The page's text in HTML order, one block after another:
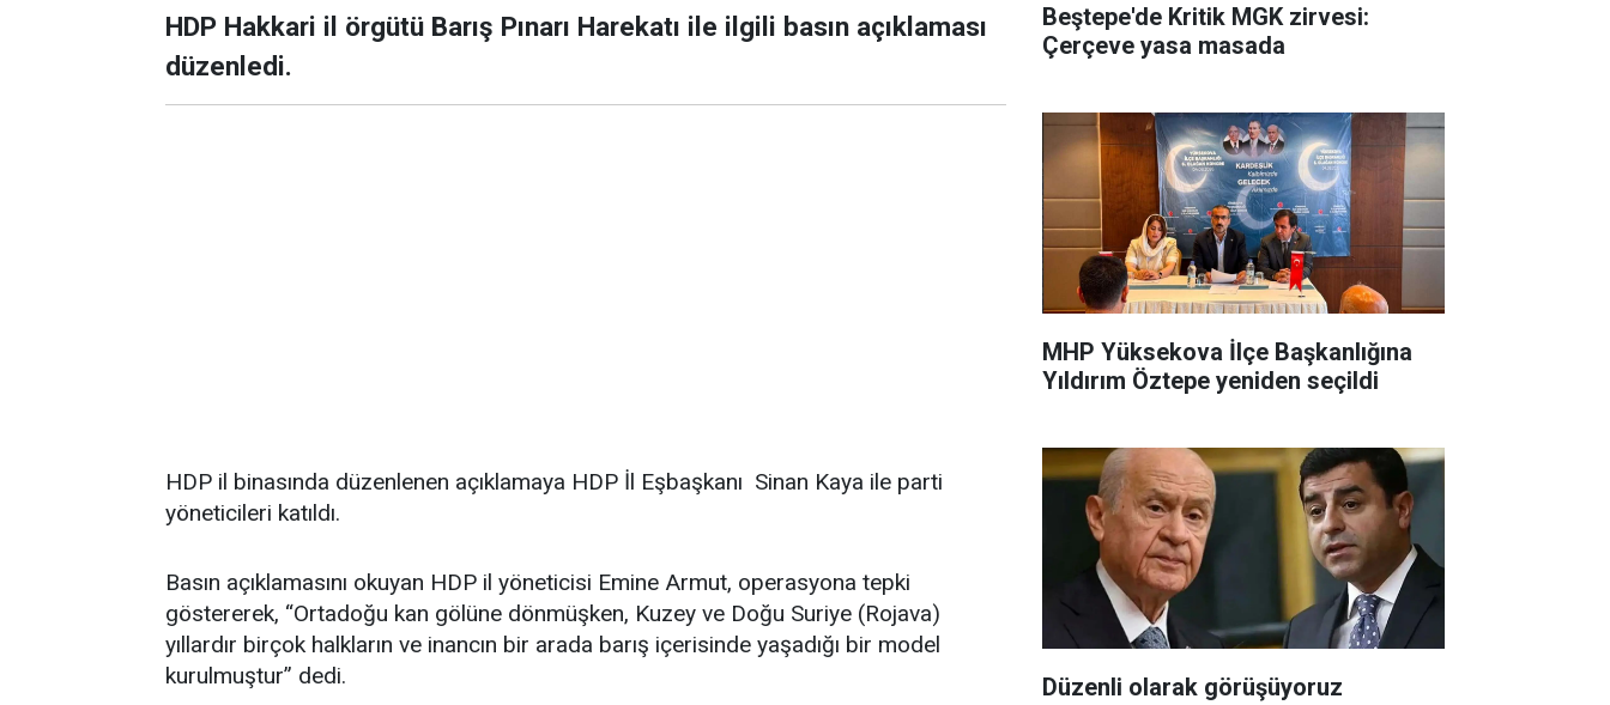
HDP Hakkari il örgütü Barış Pınarı Harekatı ile ilgili basın açıklaması
düzenledi.
HDP il binasında düzenlenen açıklamaya HDP İl Eşbaşkanı Sinan Kaya ile parti
yöneticileri katıldı.
Basın açıklamasını okuyan HDP il yöneticisi Emine Armut, operasyona tepki
göstererek, “Ortadoğu kan gölüne dönmüşken, Kuzey ve Doğu Suriye (Rojava)
yıllardır birçok halkların ve inancın bir arada barış içerisinde yaşadığı bir model
kurulmuştur” dedi.
Beştepe'de Kritik MGK zirvesi:
Çerçeve yasa masada
MHP Yüksekova İlçe Başkanlığına
Yıldırım Öztepe yeniden seçildi
Düzenli olarak görüşüyoruz